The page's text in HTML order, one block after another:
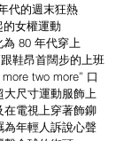
代的週末狂熱
的女權運動
為 80 年代穿上
鞋昂首闊步的上班
two more” 口
尺寸運動服飾上
在電視上穿著飾鉚
為年輕人訴說心聲